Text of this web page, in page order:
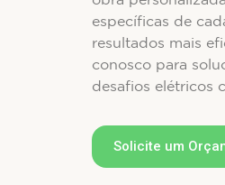
específicas de
resultados mais
conosco para
desafios elétricos
Solicite um